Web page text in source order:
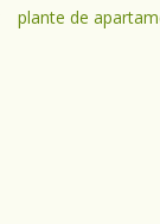
plante de